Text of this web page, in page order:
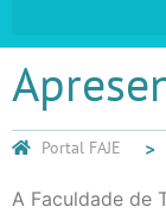
Portal FAJE
A Faculdade de